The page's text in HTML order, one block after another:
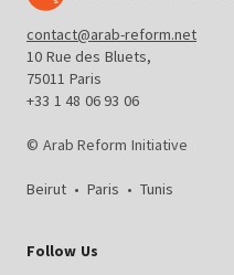
contact@arab-reform.net
10 Rue des Bluets,
75011 Paris
+33 1 48 06 93 06
© Arab Reform Initiative
Beirut • Paris • Tunis
Follow Us